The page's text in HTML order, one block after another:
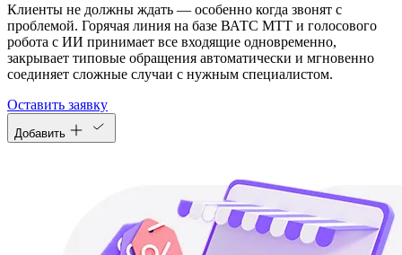
Клиенты не должны ждать — особенно когда звонят с
проблемой. Горячая линия на базе ВАТС МТТ и голосового
робота с ИИ принимает все входящие одновременно,
закрывает типовые обращения автоматически и мгновенно
соединяет сложные случаи с нужным специалистом.
Оставить заявку
Добавить